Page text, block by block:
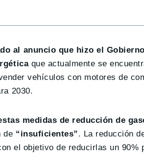
al anuncio que hizo el Gobierno
que actualmente se
vehículos con motores de
2030.
medidas de reducción de
de “insuficientes”. La reducción
el objetivo de reducirlas un 90%